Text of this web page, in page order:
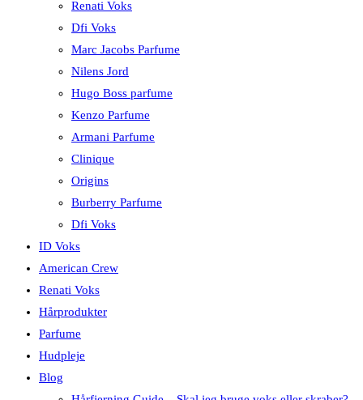
Renati Voks
Dfi Voks
Marc Jacobs Parfume
Nilens Jord
Hugo Boss parfume
Kenzo Parfume
Armani Parfume
Clinique
Origins
Burberry Parfume
Dfi Voks
ID Voks
American Crew
Renati Voks
Hårprodukter
Parfume
Hudpleje
Blog